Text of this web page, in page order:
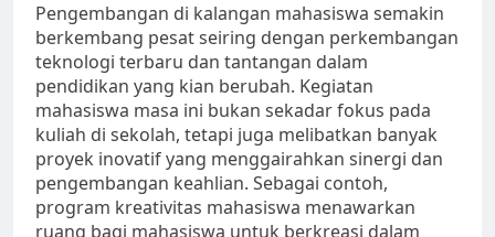
Pengembangan di kalangan mahasiswa semakin
berkembang pesat seiring dengan perkembangan
teknologi terbaru dan tantangan dalam
pendidikan yang kian berubah. Kegiatan
mahasiswa masa ini bukan sekadar fokus pada
kuliah di sekolah, tetapi juga melibatkan banyak
proyek inovatif yang menggairahkan sinergi dan
pengembangan keahlian. Sebagai contoh,
program kreativitas mahasiswa menawarkan
ruang bagi mahasiswa untuk berkreasi dalam